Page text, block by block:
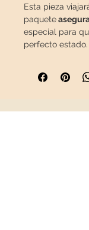
Esta pieza
paquete
especial para
perfecto estado.